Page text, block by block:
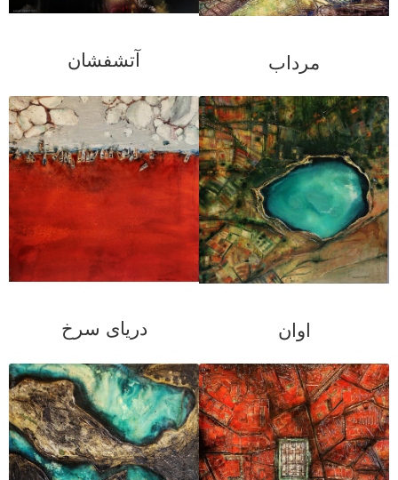
مرداب آتشفشان
اوان دریای سرخ